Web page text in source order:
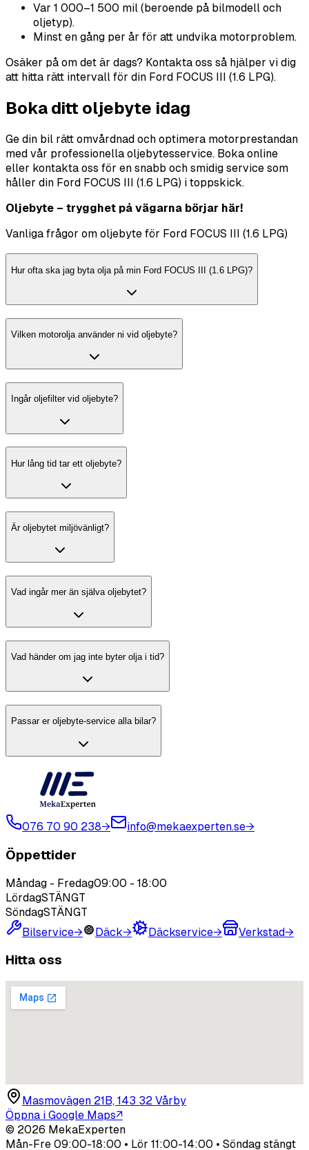
Var 1 000–1 500 mil (beroende på bilmodell och
oljetyp).
Minst en gång per år för att undvika motorproblem.
Osäker på om det är dags? Kontakta oss så hjälper vi dig
att hitta rätt intervall för din Ford FOCUS III (1.6 LPG).
Boka ditt oljebyte idag
Ge din bil rätt omvårdnad och optimera motorprestandan
med vår professionella oljebytesservice. Boka online
eller kontakta oss för en snabb och smidig service som
håller din Ford FOCUS III (1.6 LPG) i toppskick.
Oljebyte – trygghet på vägarna börjar här!
Vanliga frågor om oljebyte för Ford FOCUS III (1.6 LPG)
Hur ofta ska jag byta olja på min Ford FOCUS III (1.6 LPG)?
Vilken motorolja använder ni vid oljebyte?
Ingår oljefilter vid oljebyte?
Hur lång tid tar ett oljebyte?
Är oljebytet miljövänligt?
Vad ingår mer än själva oljebytet?
Vad händer om jag inte byter olja i tid?
Passar er oljebyte-service alla bilar?
076 70 90 238→ info@mekaexperten.se→
Öppettider
Måndag - Fredag09:00 - 18:00
LördagSTÄNGT
SöndagSTÄNGT
Bilservice→ Däck→ Däckservice→ Verkstad→
Hitta oss
Masmovägen 21B, 143 32 Vårby
Öppna i Google Maps↗
© 2026 MekaExperten
Mån-Fre 09:00-18:00 • Lör 11:00-14:00 • Söndag stängt